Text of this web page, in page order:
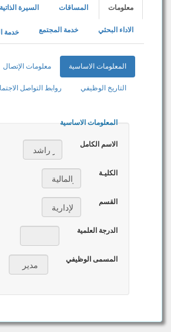
معلومات المساقات السيرة الذاتية
الاداء البحثي خدمة المجتمع خدمة
المعلومات الاساسية معلومات الإتصال
التاريخ الوظيفي روابط التواصل
المعلومات الاساسية
الاسم الكامل
الكليـة
القسم
الدرجة العلمية
المسمى الوظيفي